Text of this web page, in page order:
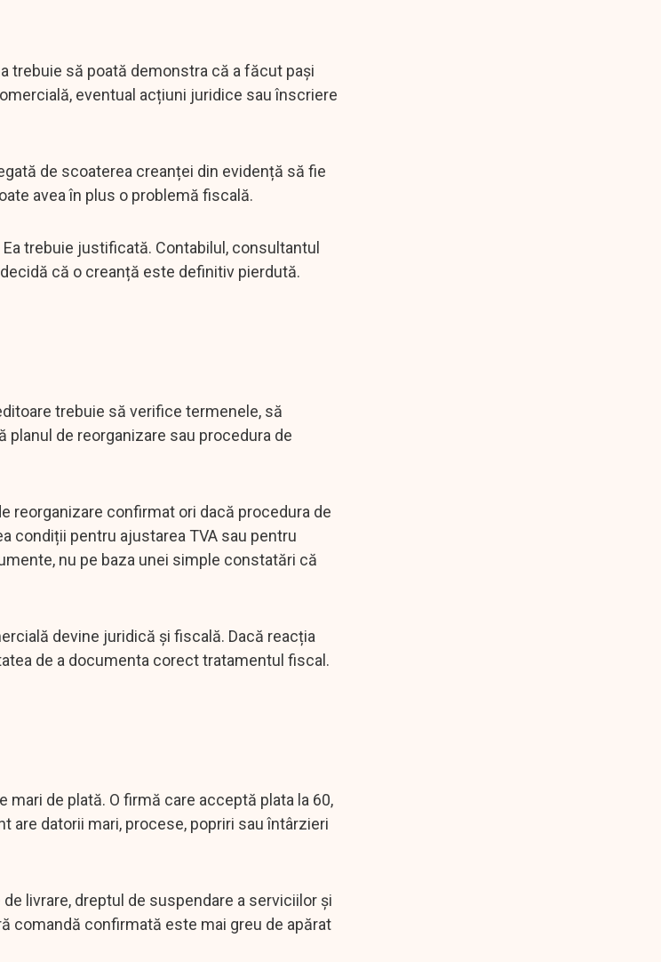
trebuie să poată demonstra că a făcut pași
eventual acțiuni juridice sau înscriere
de scoaterea creanței din evidență să fie
avea în plus o problemă fiscală.
trebuie justificată. Contabilul, consultantul
că o creanță este definitiv pierdută.
trebuie să verifice termenele, să
de reorganizare sau procedura de
reorganizare confirmat ori dacă procedura de
condiții pentru ajustarea TVA sau pentru
nu pe baza unei simple constatări că
devine juridică și fiscală. Dacă reacția
de a documenta corect tratamentul fiscal.
de plată. O firmă care acceptă plata la 60,
are datorii mari, procese, popriri sau întârzieri
livrare, dreptul de suspendare a serviciilor și
comandă confirmată este mai greu de apărat